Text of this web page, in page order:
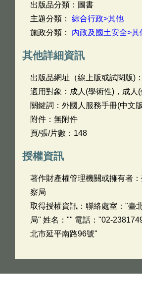
出版品分類：圖書
主題分類： 綜合行政>其他
施政分類： 內政及國土安全>其
其他詳細資訊
出版品網址（線上版或試閱版)：
適用對象：成人(學術性)，成人
關鍵詞：外國人服務手冊(中文
附件：無附件
頁/張/片數：148
授權資訊
著作財產權管理機關或擁有者
察局
取得授權資訊：聯絡處室："臺
局" 姓名："" 電話："02-
北市延平南路96號"